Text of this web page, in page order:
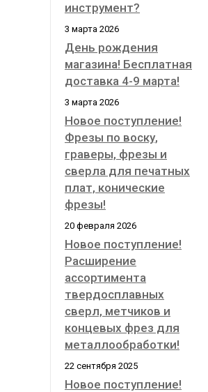
инструмент?
3 марта 2026
День рождения
магазина! Бесплатная
доставка 4-9 марта!
3 марта 2026
Новое поступление!
Фрезы по воску,
граверы, фрезы и
сверла для печатных
плат, конические
фрезы!
20 февраля 2026
Новое поступление!
Расширение
ассортимента
твердосплавных
сверл, метчиков и
концевых фрез для
металлообработки!
22 сентября 2025
Новое поступление!